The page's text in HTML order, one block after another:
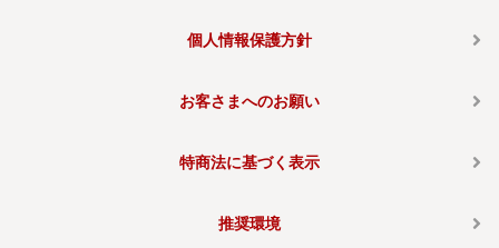
個人情報保護方針
お客さまへのお願い
特商法に基づく表示
推奨環境